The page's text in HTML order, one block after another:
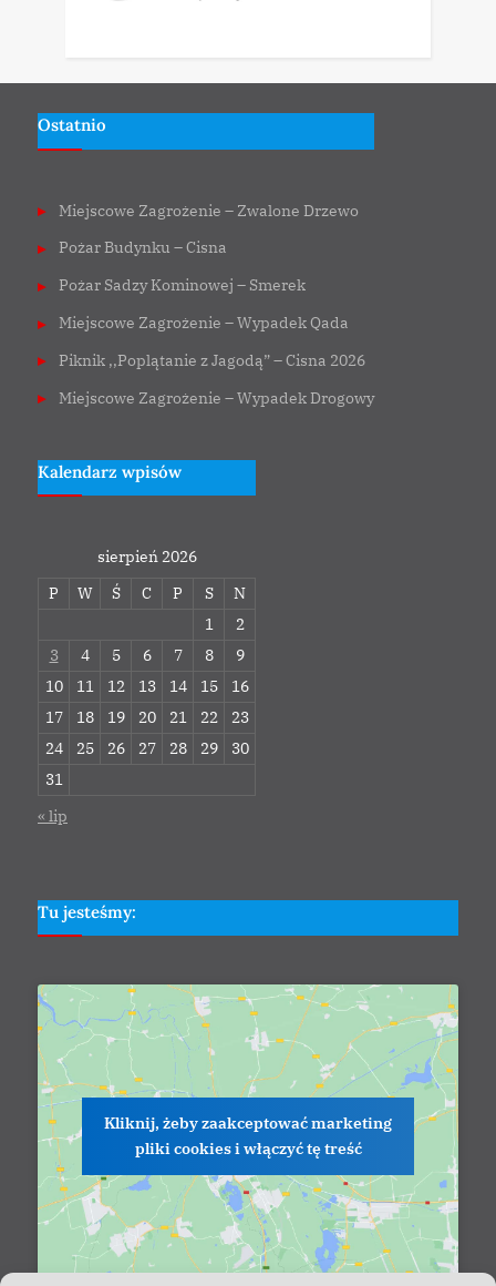
Ostatnio
Miejscowe Zagrożenie – Zwalone Drzewo
Pożar Budynku – Cisna
Pożar Sadzy Kominowej – Smerek
Miejscowe Zagrożenie – Wypadek Qada
Piknik ,,Poplątanie z Jagodą” – Cisna 2026
Miejscowe Zagrożenie – Wypadek Drogowy
Kalendarz wpisów
sierpień 2026
P
W Ś C P S
N
1
2
3
4 5 6 7 8
9
10
11 12 13 14 15
16
17
18 19 20 21 22
23
24
25 26 27 28 29
30
31
« lip
Tu jesteśmy:
Kliknij, żeby zaakceptować marketing
pliki cookies i włączyć tę treść